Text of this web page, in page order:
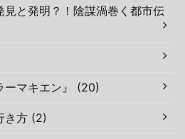
見と発明？！陰謀渦巻く都市伝
ーマキエン』 (20)
き方 (2)